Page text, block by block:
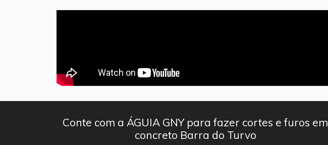
Conte com a ÁGUIA GNY para fazer cortes e furos em
concreto Barra do Turvo